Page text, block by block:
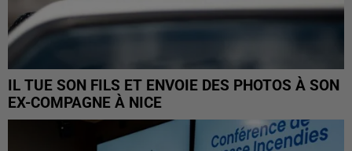
IL TUE SON FILS ET ENVOIE DES PHOTOS À SON
EX-COMPAGNE À NICE